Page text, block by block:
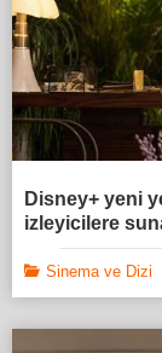
Disney+ yeni
izleyicilere
Sinema ve Dizi